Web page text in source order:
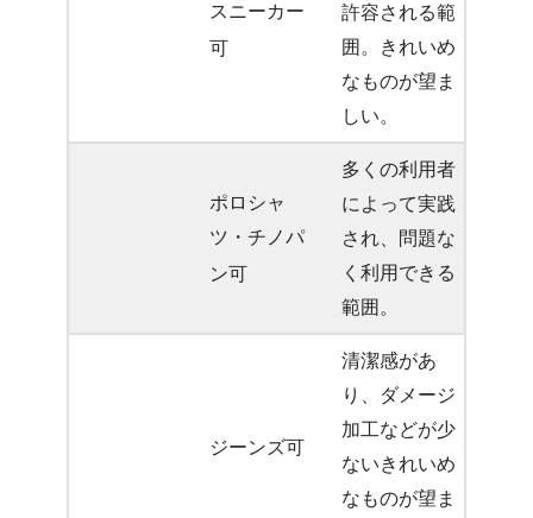
スニーカー
可
許容される範
囲。きれいめ
なものが望ま
しい。
ポロシャ
ツ・チノパ
ン可
多くの利用者
によって実践
され、問題な
く利用できる
範囲。
ジーンズ可
清潔感があ
り、ダメージ
加工などが少
ないきれいめ
なものが望ま